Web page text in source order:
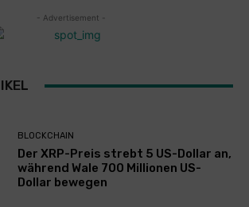
- Advertisement -
BLOCKCHAIN
Der XRP-Preis strebt 5 US-Dollar an,
während Wale 700 Millionen US-
Dollar bewegen